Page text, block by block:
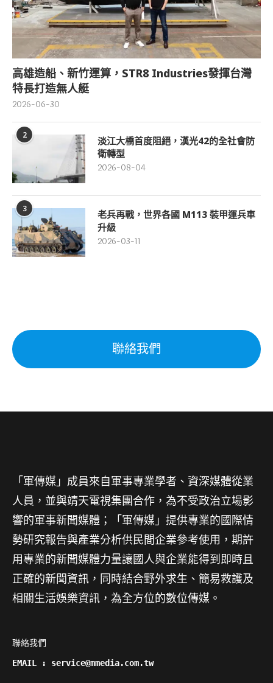
高雄造船、新竹運算，STR8 Industries發揮台灣
特長打造無人艇
2026-06-30
2
淡江大橋首度阻絕，漢光42的全社會防
衛轉型
2026-08-04
3
老兵再戰，世界各國 M113 裝甲運兵車
升級
2026-03-11
聯絡我們
「軍傳媒」成員來自軍事專業學者、資深媒體從業
人員，並與靖天電視集團合作，為不受政治立場影
響的軍事新聞媒體；「軍傳媒」提供專業的國際情
勢研究報告與產業分析供民間企業參考使用，期許
用專業的新聞媒體力量讓國人與企業能得到即時且
正確的新聞資訊，同時結合野外求生、簡易救護及
相關生活娛樂資訊，為全方位的數位傳媒。
聯絡我們
EMAIL : service@mmedia.com.tw